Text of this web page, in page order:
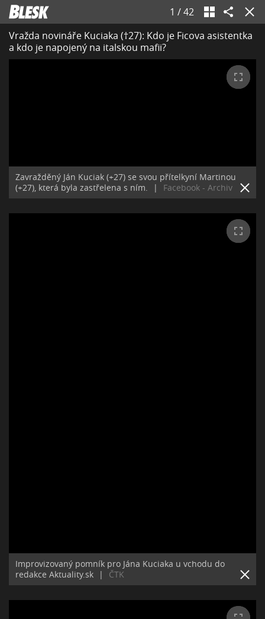
1 /42
Vražda novináře Kuciaka (†27): Kdo je Ficova asistentka
a kdo je napojený na italskou mafii?
Zavražděný Ján Kuciak (+27) se svou přítelkyní Martinou
(+27), která byla zastřelena s ním.
| Facebook - Archiv
Improvizovaný pomník pro Jána Kuciaka u vchodu do
redakce Aktuality.sk
| ČTK